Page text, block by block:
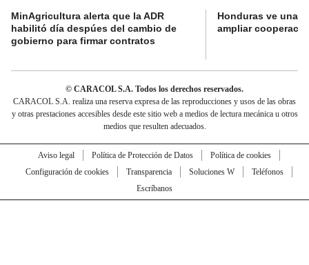
MinAgricultura alerta que la ADR
habilitó día despúes del cambio de
gobierno para firmar contratos
Honduras ve una
ampliar
© CARACOL S.A. Todos los derechos reservados.
CARACOL S.A. realiza una reserva expresa de las reproducciones y usos de las obras
y otras prestaciones accesibles desde este sitio web a medios de lectura mecánica u otros
medios que resulten adecuados.
Aviso legal Política de Protección de Datos
Política de cookies
Configuración de cookies
Transparencia Soluciones W
Teléfonos
Escríbanos